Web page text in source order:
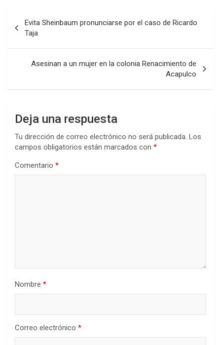
de
entradas
Evita Sheinbaum pronunciarse por el caso de Ricardo
Taja
Asesinan a un mujer en la colonia Renacimiento de
Acapulco
Deja una respuesta
Tu dirección de correo electrónico no será publicada. Los
campos obligatorios están marcados con *
Comentario *
Nombre *
Correo electrónico *